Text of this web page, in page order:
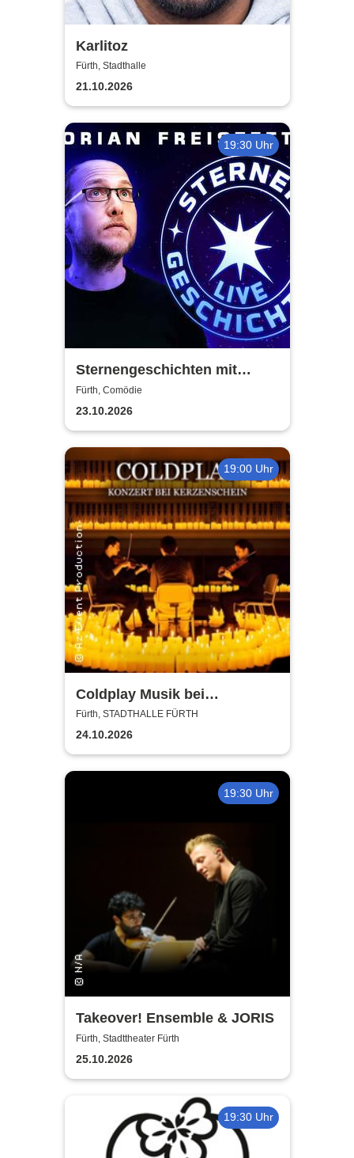
Karlitoz
Fürth, Stadthalle
21.10.2026
19:30 Uhr
Sternengeschichten mit
Florian Freistetter - Die
Geheimnisse des Universums
Fürth, Comödie
23.10.2026
19:00 Uhr
Coldplay Musik bei
Kerzenschein
Fürth, STADTHALLE FÜRTH
24.10.2026
19:30 Uhr
Takeover! Ensemble & JORIS
Fürth, Stadttheater Fürth
25.10.2026
19:30 Uhr